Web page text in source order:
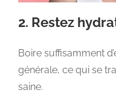
2. Restez
Boire suffisamment
générale, ce qui se
saine.